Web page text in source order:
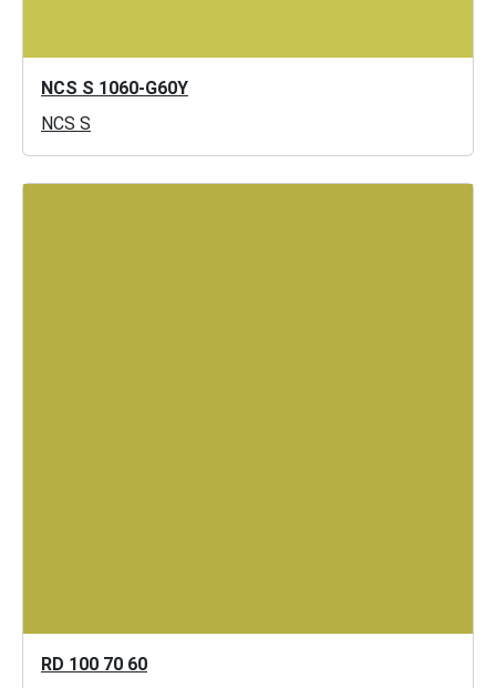
NCS S 1060-G60Y
NCS S
RD 100 70 60